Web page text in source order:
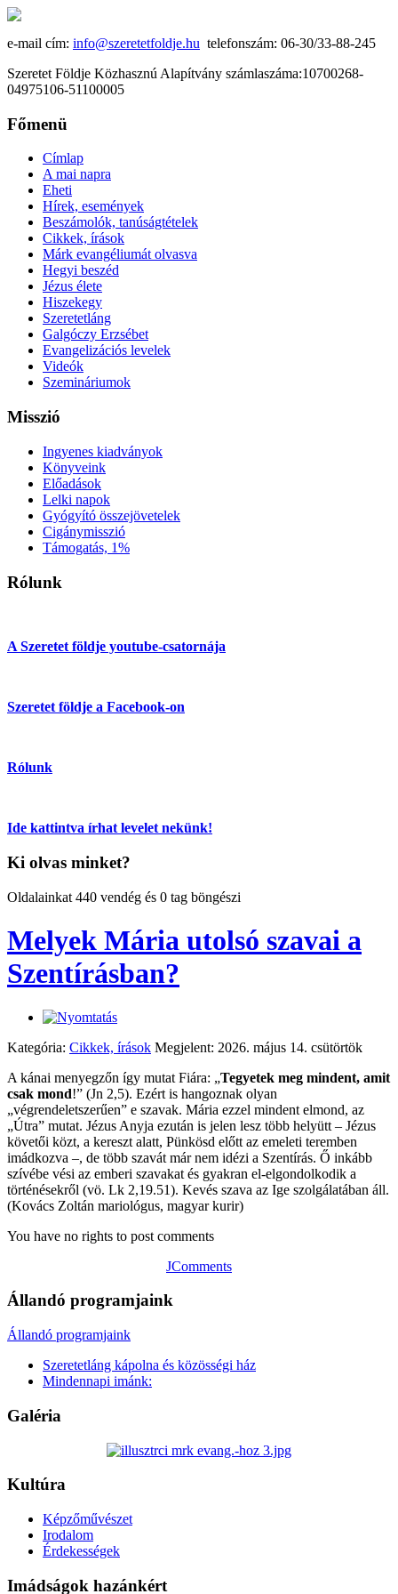
e-mail cím: info@szeretetfoldje.hu telefonszám: 06-30/33-88-245
Szeretet Földje Közhasznú Alapítvány számlaszáma:10700268-
04975106-51100005
Főmenü
Címlap
A mai napra
Eheti
Hírek, események
Beszámolók, tanúságtételek
Cikkek, írások
Márk evangéliumát olvasva
Hegyi beszéd
Jézus élete
Hiszekegy
Szeretetláng
Galgóczy Erzsébet
Evangelizációs levelek
Videók
Szemináriumok
Misszió
Ingyenes kiadványok
Könyveink
Előadások
Lelki napok
Gyógyító összejövetelek
Cigánymisszió
Támogatás, 1%
Rólunk
A Szeretet földje youtube-csatornája
Szeretet földje a Facebook-on
Rólunk
Ide kattintva írhat levelet nekünk!
Ki olvas minket?
Oldalainkat 440 vendég és 0 tag böngészi
Melyek Mária utolsó szavai a
Szentírásban?
Kategória: Cikkek, írások Megjelent: 2026. május 14. csütörtök
A kánai menyegzőn így mutat Fiára: „Tegyetek meg mindent, amit
csak mond!” (Jn 2,5). Ezért is hangoznak olyan
„végrendeletszerűen” e szavak. Mária ezzel mindent elmond, az
„Útra” mutat. Jézus Anyja ezután is jelen lesz több helyütt – Jézus
követői közt, a kereszt alatt, Pünkösd előtt az emeleti teremben
imádkozva –, de több szavát már nem idézi a Szentírás. Ő inkább
szívébe vési az emberi szavakat és gyakran el-elgondolkodik a
történésekről (vö. Lk 2,19.51). Kevés szava az Ige szolgálatában áll.
(Kovács Zoltán mariológus, magyar kurir)
You have no rights to post comments
JComments
Állandó programjaink
Állandó programjaink
Szeretetláng kápolna és közösségi ház
Mindennapi imánk:
Galéria
Kultúra
Képzőművészet
Irodalom
Érdekességek
Imádságok hazánkért